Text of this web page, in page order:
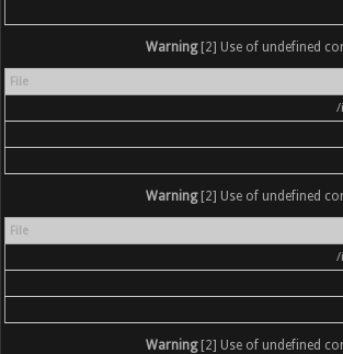
Warning[2] Use of undefined
File
/
Warning[2] Use of undefined
File
/
Warning[2] Use of undefined